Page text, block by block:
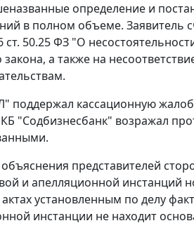
определение и
в полном объеме. Заявитель
ст. 50.25ФЗ "О
закона, а также на
поддержал кассационную
"Содбизнесбанк" возражал
представителей
и апелляционной инстанций
установленным по делу
инстанции не находит